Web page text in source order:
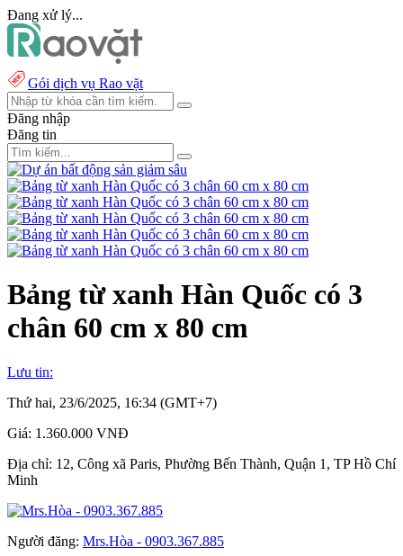
Đang xử lý...
Gói dịch vụ Rao vặt
Đăng nhập
Đăng tin
Bảng từ xanh Hàn Quốc có 3
chân 60 cm x 80 cm
Lưu tin:
Thứ hai, 23/6/2025, 16:34 (GMT+7)
Giá: 1.360.000 VNĐ
Địa chỉ: 12, Công xã Paris, Phường Bến Thành, Quận 1, TP Hồ Chí
Minh
Người đăng: Mrs.Hòa - 0903.367.885